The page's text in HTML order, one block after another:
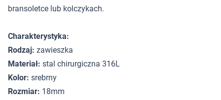
bransoletce lub kolczykach.
Charakterystyka:
Rodzaj: zawieszka
Materiał: stal chirurgiczna 316L
Kolor: srebrny
Rozmiar: 18mm